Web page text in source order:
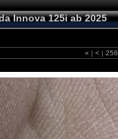
Innova 125i ab 2025
« | < | 256